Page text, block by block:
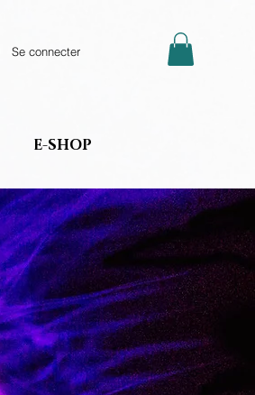
Se connecter
E-SHOP